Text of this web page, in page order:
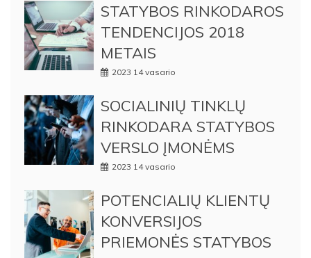
STATYBOS RINKODAROS
TENDENCIJOS 2018
METAIS
2023 14 vasario
SOCIALINIŲ TINKLŲ
RINKODARA STATYBOS
VERSLO ĮMONĖMS
2023 14 vasario
POTENCIALIŲ KLIENTŲ
KONVERSIJOS
PRIEMONĖS STATYBOS